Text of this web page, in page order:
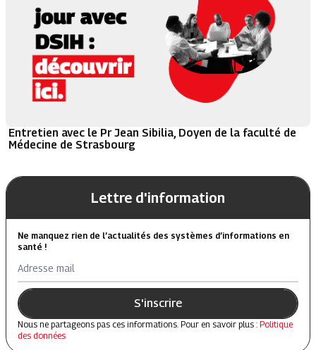
Entretien avec le Pr Jean Sibilia, Doyen de la faculté de
Médecine de Strasbourg
Lettre d'information
Ne manquez rien de l’actualités des systèmes d’informations en
santé !
Adresse mail
S'inscrire
Nous ne partageons pas ces informations. Pour en savoir plus : Politique
des données